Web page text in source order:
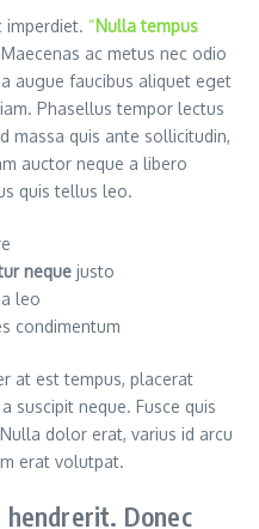
imperdiet. “Nulla tempus
ac metus nec odio
augue faucibus aliquet eget
Phasellus tempor lectus
massa quis ante sollicitudin,
auctor neque a libero
quis tellus leo.
neque justo
leo
condimentum
at est tempus, placerat
suscipit neque. Fusce quis
dolor erat, varius id arcu
erat volutpat.
Donec